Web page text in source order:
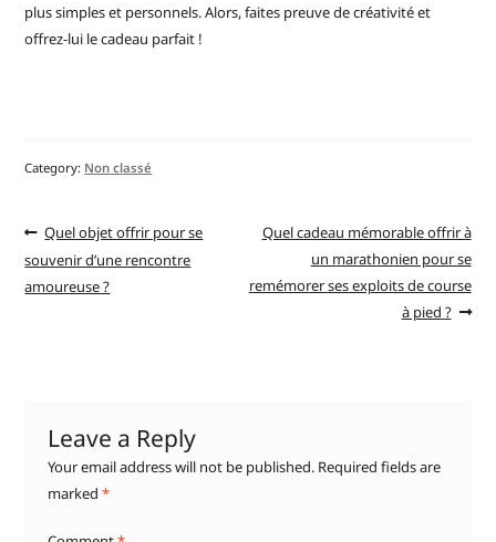
plus simples et personnels. Alors, faites preuve de créativité et
offrez-lui le cadeau parfait !
Category: Non classé
Quel objet offrir pour se
souvenir d’une rencontre
amoureuse ?
Quel cadeau mémorable offrir à
un marathonien pour se
remémorer ses exploits de course
à pied ?
Leave a Reply
Your email address will not be published. Required fields are
marked*